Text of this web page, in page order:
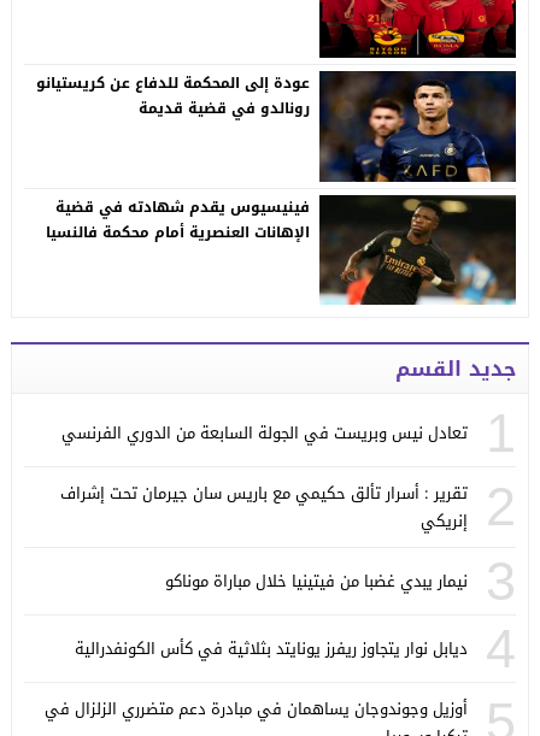
عودة إلى المحكمة للدفاع عن كريستيانو
رونالدو في قضية قديمة
فينيسيوس يقدم شهادته في قضية
الإهانات العنصرية أمام محكمة فالنسيا
جديد القسم
1 تعادل نيس وبريست في الجولة السابعة من الدوري الفرنسي
2
تقرير : أسرار تألق حكيمي مع باريس سان جيرمان تحت إشراف
إنريكي
3 نيمار يبدي غضبا من فيتينيا خلال مباراة موناكو
4 ديابل نوار يتجاوز ريفرز يونايتد بثلاثية في كأس الكونفدرالية
5
أوزيل وجوندوجان يساهمان في مبادرة دعم متضرري الزلزال في